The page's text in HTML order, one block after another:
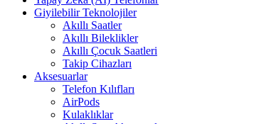
Giyilebilir Teknolojiler
Akıllı Saatler
Akıllı Bileklikler
Akıllı Çocuk Saatleri
Takip Cihazları
Aksesuarlar
Telefon Kılıfları
AirPods
Kulaklıklar